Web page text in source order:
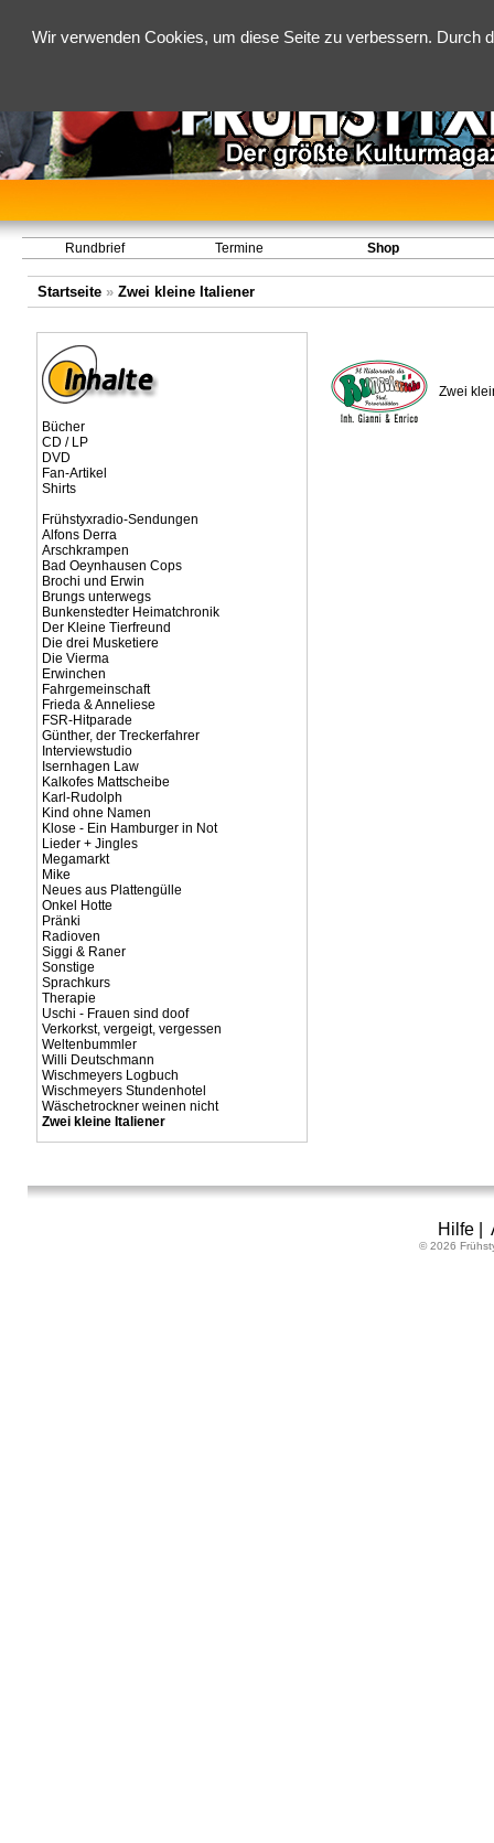
Wir verwenden Cookies, um diese Seite zu verbessern.
Rundbrief Termine Shop
Startseite» Zwei kleine Italiener
Bücher
CD / LP
DVD
Fan-Artikel
Shirts
Frühstyxradio-Sendungen
Alfons Derra
Arschkrampen
Bad Oeynhausen Cops
Brochi und Erwin
Brungs unterwegs
Bunkenstedter Heimatchronik
Der Kleine Tierfreund
Die drei Musketiere
Die Vierma
Erwinchen
Fahrgemeinschaft
Frieda & Anneliese
FSR-Hitparade
Günther, der Treckerfahrer
Interviewstudio
Isernhagen Law
Kalkofes Mattscheibe
Karl-Rudolph
Kind ohne Namen
Klose - Ein Hamburger in Not
Lieder + Jingles
Megamarkt
Mike
Neues aus Plattengülle
Onkel Hotte
Pränki
Radioven
Siggi & Raner
Sonstige
Sprachkurs
Therapie
Uschi - Frauen sind doof
Verkorkst, vergeigt, vergessen
Weltenbummler
Willi Deutschmann
Wischmeyers Logbuch
Wischmeyers Stundenhotel
Wäschetrockner weinen nicht
Zwei kleine Italiener
Zwei
Hilfe|
© 2026